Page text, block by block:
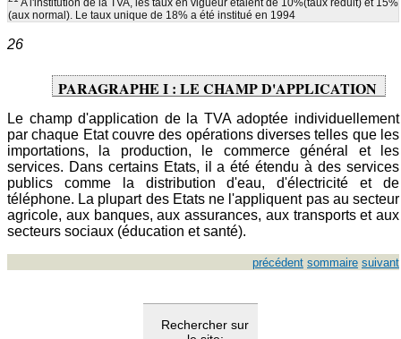
A l'institution de la TVA, les taux en vigueur étaient de 10%(taux réduit) et 15%
(aux normal). Le taux unique de 18% a été institué en 1994
26
PARAGRAPHE I : LE CHAMP D'APPLICATION
Le champ d'application de la TVA adoptée individuellement
par chaque Etat couvre des opérations diverses telles que les
importations, la production, le commerce général et les
services. Dans certains Etats, il a été étendu à des services
publics comme la distribution d'eau, d'électricité et de
téléphone. La plupart des Etats ne l'appliquent pas au secteur
agricole, aux banques, aux assurances, aux transports et aux
secteurs sociaux (éducation et santé).
précédent sommaire suivant
Rechercher sur